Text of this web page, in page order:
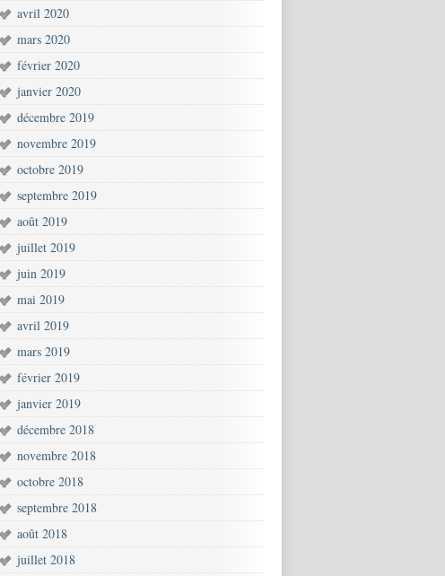
avril 2020
mars 2020
février 2020
janvier 2020
décembre 2019
novembre 2019
octobre 2019
septembre 2019
août 2019
juillet 2019
juin 2019
mai 2019
avril 2019
mars 2019
février 2019
janvier 2019
décembre 2018
novembre 2018
octobre 2018
septembre 2018
août 2018
juillet 2018